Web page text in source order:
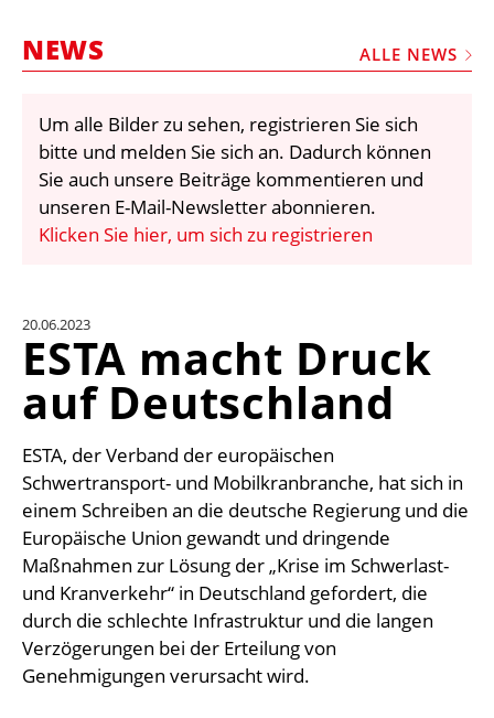
VIDEOS
BIBLIOTHEK
KRAN & BÜHNE
EINHEITENKONVERTER
KONTAKT
NEWS ALLE NEWS
Um alle Bilder zu sehen, registrieren Sie sich
bitte und melden Sie sich an. Dadurch können
Sie auch unsere Beiträge kommentieren und
unseren E-Mail-Newsletter abonnieren.
Klicken Sie hier, um sich zu registrieren
20.06.2023
ESTA macht Druck
auf Deutschland
ESTA, der Verband der europäischen
Schwertransport- und Mobilkranbranche, hat sich in
einem Schreiben an die deutsche Regierung und die
Europäische Union gewandt und dringende
Maßnahmen zur Lösung der „Krise im Schwerlast-
und Kranverkehr“ in Deutschland gefordert, die
durch die schlechte Infrastruktur und die langen
Verzögerungen bei der Erteilung von
Genehmigungen verursacht wird.